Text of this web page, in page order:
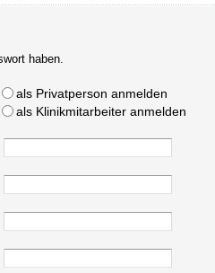
haben.
als Privatperson anmelden
als Klinikmitarbeiter anmelden